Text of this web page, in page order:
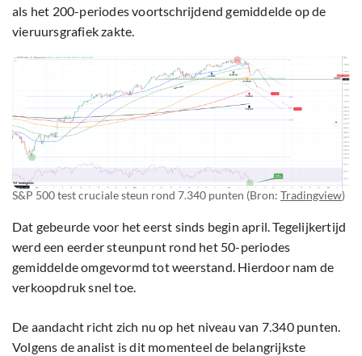
als het 200-periodes voortschrijdend gemiddelde op de
vieruursgrafiek zakte.
S&P 500 test cruciale steun rond 7.340 punten (Bron: Tradingview)
Dat gebeurde voor het eerst sinds begin april. Tegelijkertijd
werd een eerder steunpunt rond het 50-periodes
gemiddelde omgevormd tot weerstand. Hierdoor nam de
verkoopdruk snel toe.
De aandacht richt zich nu op het niveau van 7.340 punten.
Volgens de analist is dit momenteel de belangrijkste